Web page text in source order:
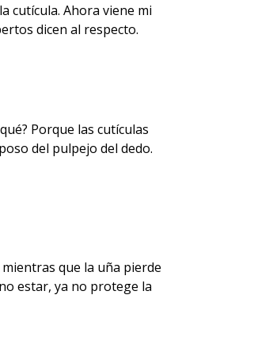
cutícula. Ahora viene mi
dicen al respecto.
Porque las cutículas
del pulpejo del dedo.
que la uña pierde
estar, ya no protege la